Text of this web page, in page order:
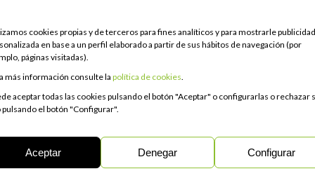
cookies propias y de terceros para fines analíticos y para mostrarle publicidad
en base a un perfil elaborado a partir de sus hábitos de navegación (por
páginas visitadas).
más información consulte la política de cookies.
aceptar todas las cookies pulsando el botón "Aceptar" o configurarlas o rechazar
pulsando el botón "Configurar".
Aceptar Denegar Configurar